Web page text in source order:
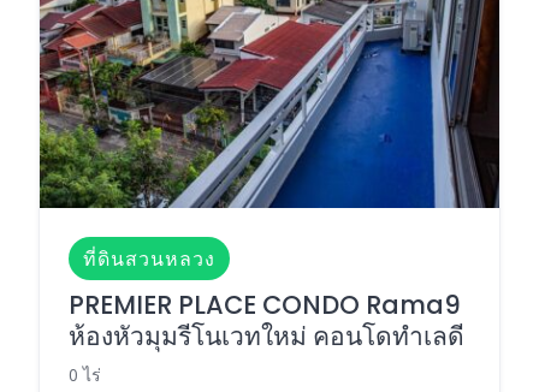
ที่ดินสวนหลวง
PREMIER PLACE CONDO Rama9
ห้องหัวมุมรีโนเวทใหม่ คอนโดทำเลดี
0 ไร่